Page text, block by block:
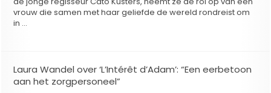
vrouw die samen met haar geliefde de wereld rondreist om
in …
Laura Wandel over ‘L’Intérêt d’Adam’: “Een eerbetoon
aan het zorgpersoneel”